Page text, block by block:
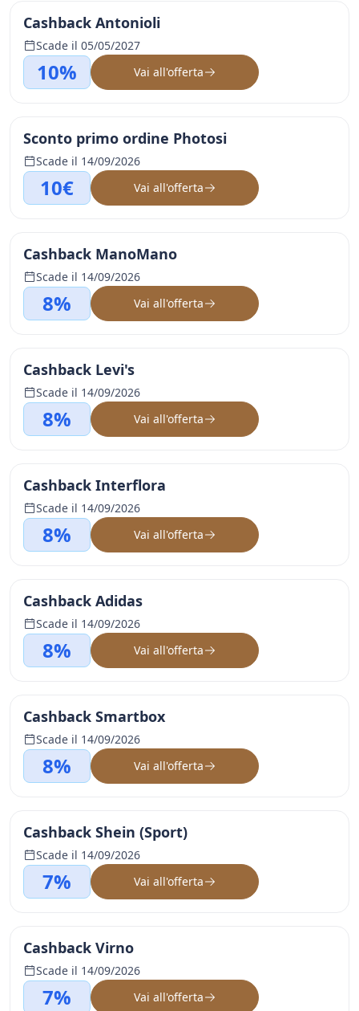
Cashback Antonioli
Scade il 05/05/2027
10% Vai all'offerta
Sconto primo ordine Photosi
Scade il 14/09/2026
10€ Vai all'offerta
Cashback ManoMano
Scade il 14/09/2026
8% Vai all'offerta
Cashback Levi's
Scade il 14/09/2026
8% Vai all'offerta
Cashback Interflora
Scade il 14/09/2026
8% Vai all'offerta
Cashback Adidas
Scade il 14/09/2026
8% Vai all'offerta
Cashback Smartbox
Scade il 14/09/2026
8% Vai all'offerta
Cashback Shein (Sport)
Scade il 14/09/2026
7% Vai all'offerta
Cashback Virno
Scade il 14/09/2026
7% Vai all'offerta